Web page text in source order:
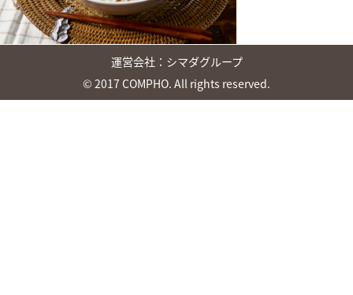
運営会社： シマダグループ
© 2017 COMPHO. All rights reserved.